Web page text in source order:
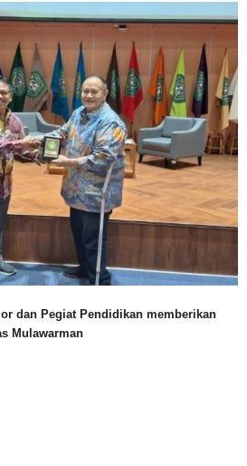
dan Pegiat Pendidikan memberikan
Mulawarman